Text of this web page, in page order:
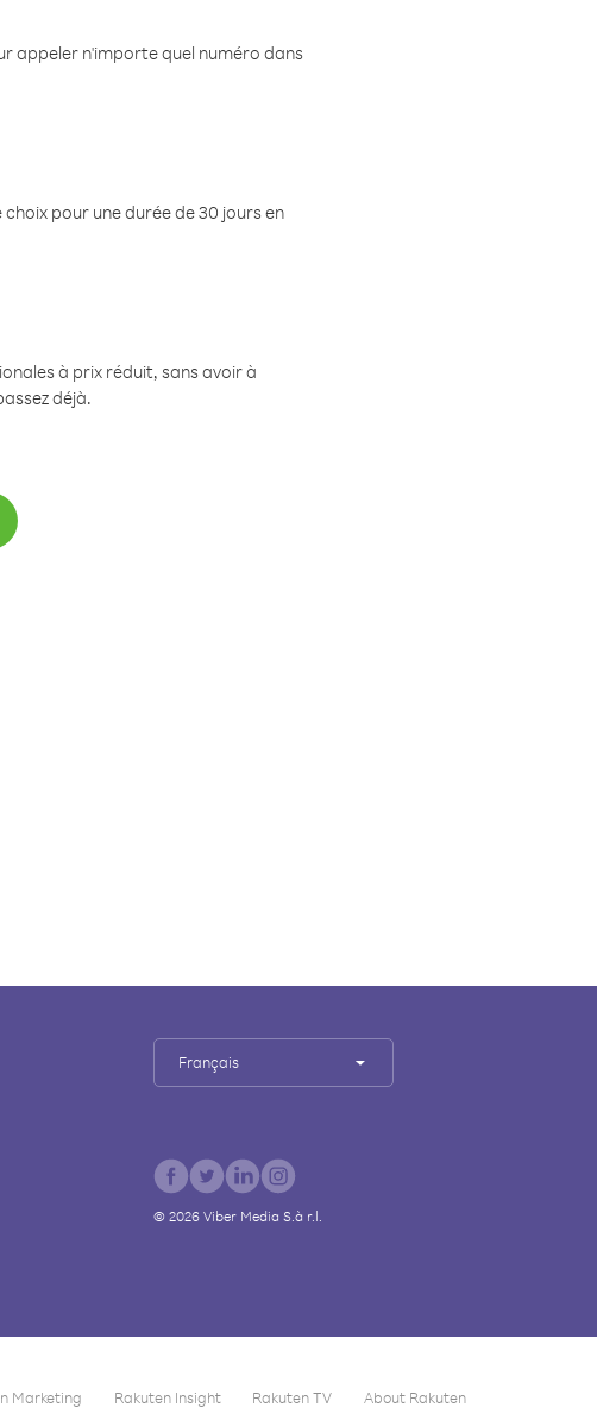
appeler n'importe quel numéro dans
pour une durée de 30 jours en
à prix réduit, sans avoir à
déjà.
Français
© 2026 Viber Media S.à r.l.
Marketing Rakuten Insight Rakuten TV About Rakuten